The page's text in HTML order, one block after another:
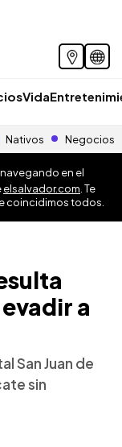
Vida
Nativos Negocios
navegando en el
elsalvador.com . Te
coincidimos todos.
a
San Juan de
sin